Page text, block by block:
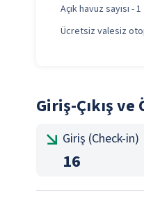
Açık havuz sayısı - 1
Ücretsiz valesiz
Giriş-Çıkış
Giriş (Check-in)
16